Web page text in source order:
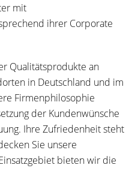
mit
ihrer Corporate
Qualitätsprodukte an
in Deutschland und im
Firmenphilosophie
der Kundenwünsche
Ihre Zufriedenheit steht
Sie unsere
bieten wir die